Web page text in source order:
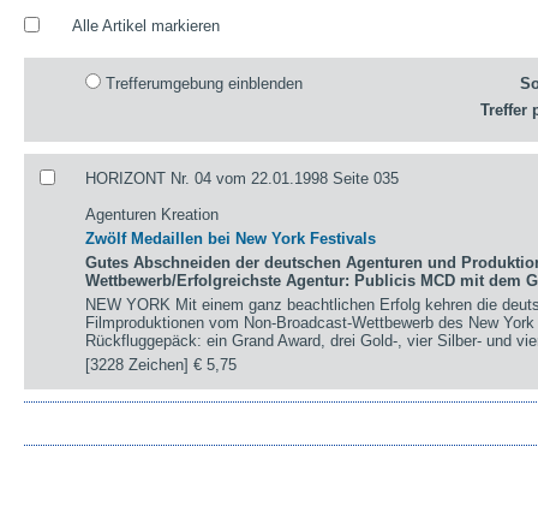
Alle Artikel markieren
Trefferumgebung einblenden
Treffer
HORIZONT Nr. 04 vom 22.01.1998 Seite 035
Agenturen Kreation
Zwölf Medaillen bei New York Festivals
Gutes Abschneiden der deutschen Agenturen und
Wettbewerb/Erfolgreichste Agentur: Publicis MCD mit dem
NEW YORK Mit einem ganz beachtlichen Erfolg kehren die
Filmproduktionen vom Non-Broadcast-Wettbewerb des New
Rückfluggepäck: ein Grand Award, drei Gold-, vier Silber- und
[3228 Zeichen]€ 5,75